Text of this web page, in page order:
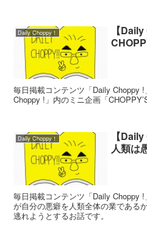
Daily Choppy！
【
毎日掲載コンテンツ「Daily Choppy
Choppy !」内のミニ企画「
Daily Choppy！
【
人類は
毎日掲載コンテンツ「Daily Choppy
が自分の悪癖を人類全体の業である
逃れようとするお話です。